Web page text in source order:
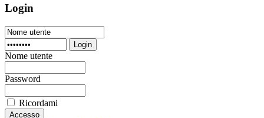
Login
Login
Nome utente
Password
Ricordami